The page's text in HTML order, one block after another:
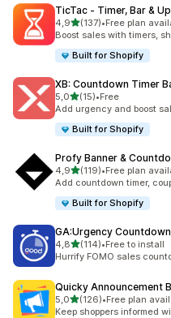
TicTac ‑ Timer, Bar &
4,9na 5 gwiazdek
(137)
Łączna liczba recenzji: 137
•Free plan
Boost sales with timers,
Built for Shopify
XB: Countdown Timer
5,0na 5 gwiazdek
(15)
Łączna liczba recenzji: 15
•Free
Add urgency and boost
Built for Shopify
Profy Banner &
4,9na 5 gwiazdek
(119)
Łączna liczba recenzji: 119
•Free plan
Add countdown timer,
Built for Shopify
GA:Urgency
4,8na 5 gwiazdek
(114)
Łączna liczba recenzji: 114
•Free to install
Hurrify FOMO sales
Quicky Announcement
5,0na 5 gwiazdek
(126)
Łączna liczba recenzji:
•Free plan
Keep shoppers informed